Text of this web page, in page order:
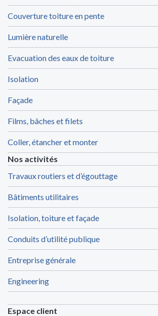
Couverture toiture en pente
Lumière naturelle
Evacuation des eaux de toiture
Isolation
Façade
Films, bâches et filets
Coller, étancher et monter
Nos activités
Travaux routiers et d’égouttage
Bâtiments utilitaires
Isolation, toiture et façade
Conduits d’utilité publique
Entreprise générale
Engineering
Espace client